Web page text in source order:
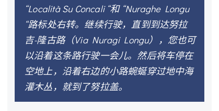
“Località Su Concali “和 “Nuraghe Longu
“路标处右转。继续行驶，直到到达努拉
吉-隆古路（Via Nuragi Longu），您也可
以沿着这条路行驶一会儿。然后将车停在
空地上，沿着右边的小路蜿蜒穿过地中海
灌木丛，就到了努拉盖。